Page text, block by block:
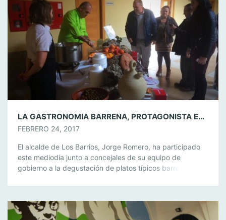
LA GASTRONOMÍA BARREÑA, PROTAGONISTA EN LA DEGUSTACIÓN DE PLATOS DE LAS IV JORNADAS ANDALUZAS DE LOS BARRIOS
FEBRERO 24, 2017
El alcalde de Los Barrios, Jorge Romero, ha participado
este mediodía junto a concejales de su equipo de
gobierno a la degustación de platos típicos barreños que
Barrios. Más de 150 personas se han dado cita en […]